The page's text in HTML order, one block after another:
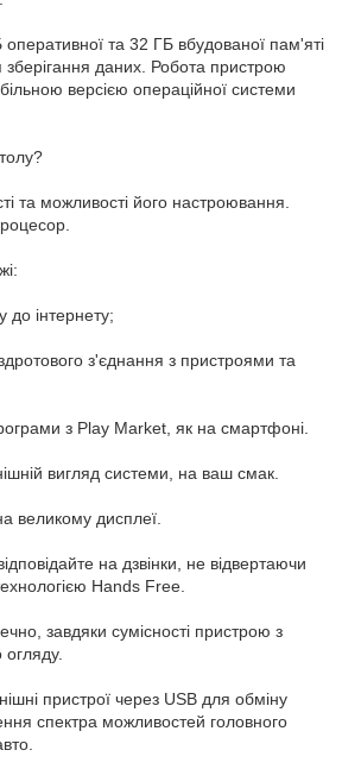
та 32 ГБ вбудованої пам'яті
зберігання даних. Робота пристрою
версією операційної системи
та можливості його настроювання.
до інтернету;
з'єднання з пристроями та
з Play Market, як на смартфоні.
вигляд системи, на ваш смак.
великому дисплеї.
на дзвінки, не відвертаючи
Hands Free.
завдяки сумісності пристрою з
пристрої через USB для обміну
спектра можливостей головного